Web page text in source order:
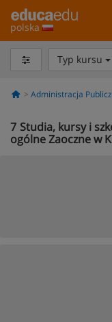
polska
Typ kursu
Administracja
7 Studia, kursy i
ogólne Zaoczne w